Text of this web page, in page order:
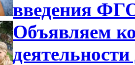
введения
Объявляем